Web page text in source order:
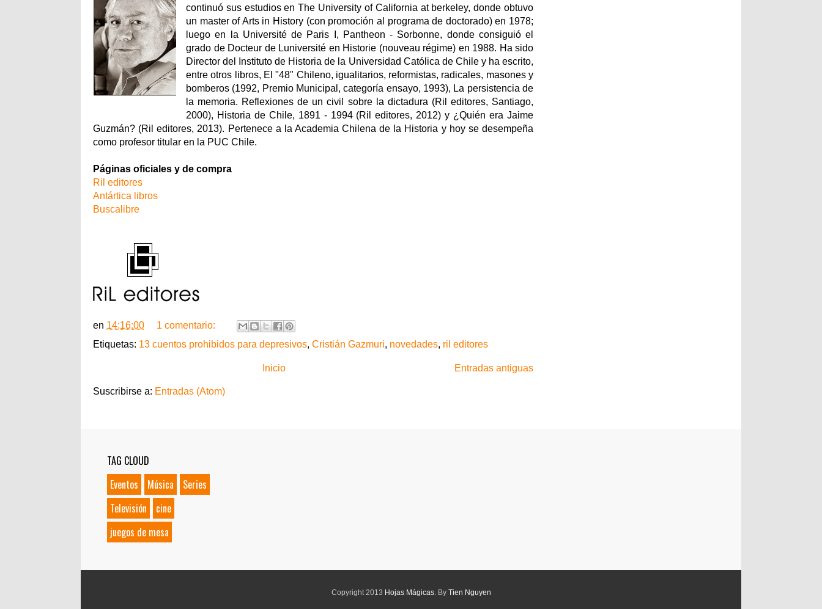
continuó sus estudios en The University of California at berkeley, donde obtuvo
un master of Arts in History (con promoción al programa de doctorado) en 1978;
luego en la Université de Paris I, Pantheon - Sorbonne, donde consiguió el
grado de Docteur de Luniversité en Historie (nouveau régime) en 1988. Ha sido
Director del Instituto de Historia de la Universidad Católica de Chile y ha escrito,
entre otros libros, El "48" Chileno, igualitarios, reformistas, radicales, masones y
bomberos (1992, Premio Municipal, categoría ensayo, 1993), La persistencia de
la memoria. Reflexiones de un civil sobre la dictadura (Ril editores, Santiago,
2000), Historia de Chile, 1891 - 1994 (Ril editores, 2012) y ¿Quién era Jaime
Guzmán? (Ril editores, 2013). Pertenece a la Academia Chilena de la Historia y hoy se desempeña
como profesor titular en la PUC Chile.
Páginas oficiales y de compra
Ril editores
Antártica libros
Buscalibre
en 14:16:00
1 comentario:
Etiquetas: 13 cuentos prohibidos para depresivos, Cristián Gazmuri, novedades, ril editores
Entradas antiguas
Inicio
Suscribirse a: Entradas (Atom)
TAG CLOUD
Eventos
Música
Series
Televisión
cine
juegos de mesa
Copyright 2013 Hojas Mágicas. By Tien Nguyen